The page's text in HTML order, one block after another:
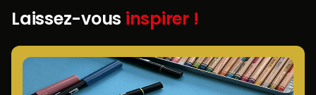
Laissez-vous inspirer !